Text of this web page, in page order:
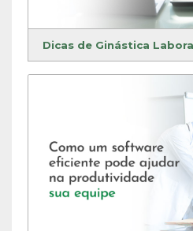
Dicas de Ginástica